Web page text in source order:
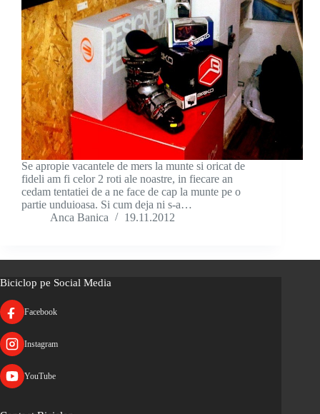
Se apropie vacantele de mers la munte si oricat de
fideli am fi celor 2 roti ale noastre, in fiecare an
cedam tentatiei de a ne face de cap la munte pe o
partie unduioasa. Si cum deja ni s-a…
Anca Banica
19.11.2012
Biciclop pe Social Media
Facebook
Instagram
YouTube